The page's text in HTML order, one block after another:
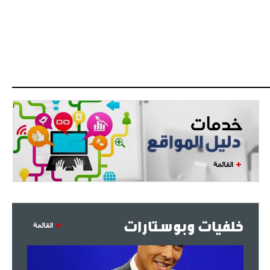
جوفنتوس عبر تويتر!
18:10
- 2021/07/25
أنشيلوتي يصر على جلب كيليني
وقدوم الإيطالي يقترب
القائمة
خلفيات وبوستارات القائمة